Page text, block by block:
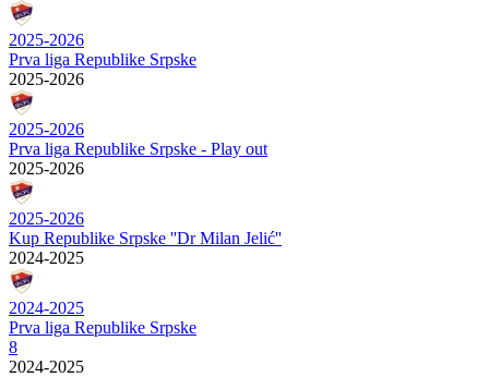
2025-2026
Prva liga Republike Srpske
2025-2026
2025-2026
Prva liga Republike Srpske - Play out
2025-2026
2025-2026
Kup Republike Srpske ''Dr Milan Jelić''
2024-2025
2024-2025
Prva liga Republike Srpske
8
2024-2025